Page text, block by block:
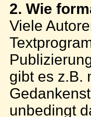
2. Wie
Viele
gibt es z.B.
unbedingt